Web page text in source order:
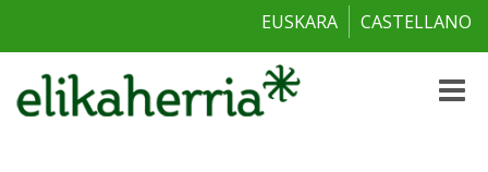
EUSKARA CASTELLANO
Toggle